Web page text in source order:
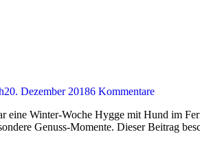
20. Dezember 20186 Kommentare
eine Winter-Woche Hygge mit Hund im
Genuss-Momente. Dieser Beitrag